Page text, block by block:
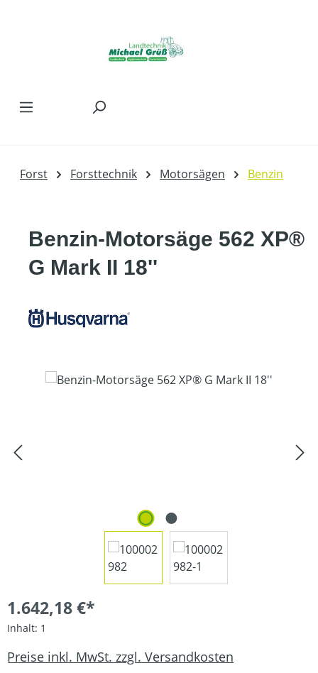
Forst Forsttechnik Motorsägen Benzin
Benzin-Motorsäge 562 XP®
G Mark II 18''
Bildergalerie überspringen
1.642,18 €*
Inhalt: 1
Preise inkl. MwSt. zzgl. Versandkosten